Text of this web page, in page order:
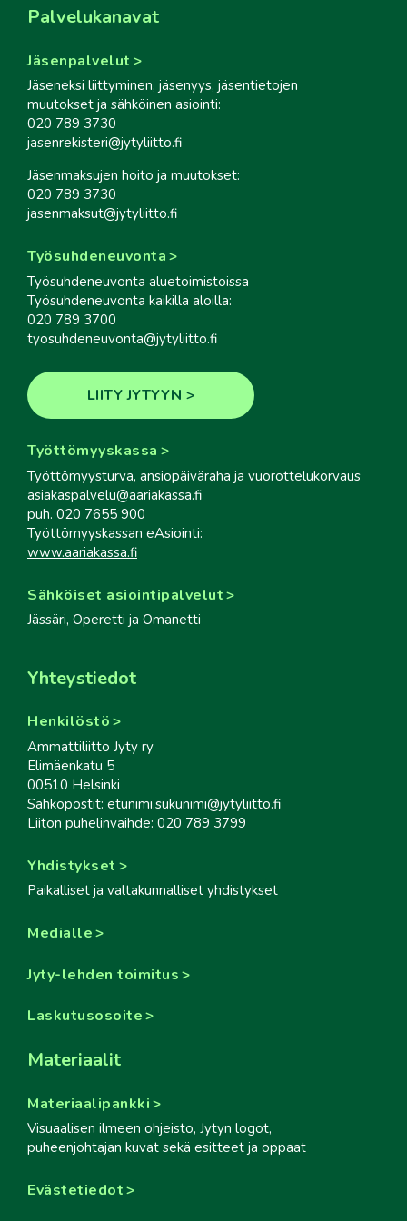
Palvelukanavat
Jäsenpalvelut
Jäseneksi liittyminen, jäsenyys, jäsentietojen
muutokset ja sähköinen asiointi:
020 789 3730
jasenrekisteri@jytyliitto.fi
Jäsenmaksujen hoito ja muutokset:
020 789 3730
jasenmaksut@jytyliitto.fi
Työsuhdeneuvonta
Työsuhdeneuvonta aluetoimistoissa
Työsuhdeneuvonta kaikilla aloilla:
020 789 3700
tyosuhdeneuvonta@jytyliitto.fi
LIITY JYTYYN
Työttömyyskassa
Työttömyysturva, ansiopäiväraha ja vuorottelukorvaus
asiakaspalvelu@aariakassa.fi
puh. 020 7655 900
Työttömyyskassan eAsiointi:
www.aariakassa.fi
Sähköiset asiointipalvelut
Jässäri, Operetti ja Omanetti
Yhteystiedot
Henkilöstö
Ammattiliitto Jyty ry
Elimäenkatu 5
00510 Helsinki
Sähköpostit: etunimi.sukunimi@jytyliitto.fi
Liiton puhelinvaihde: 020 789 3799
Yhdistykset
Paikalliset ja valtakunnalliset yhdistykset
Medialle
Jyty-lehden toimitus
Laskutusosoite
Materiaalit
Materiaalipankki
Visuaalisen ilmeen ohjeisto, Jytyn logot,
puheenjohtajan kuvat sekä esitteet ja oppaat
Evästetiedot